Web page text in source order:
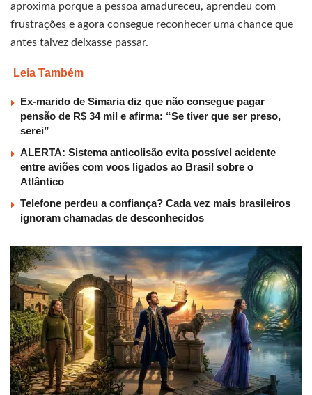
aproxima porque a pessoa amadureceu, aprendeu com
frustrações e agora consegue reconhecer uma chance que
antes talvez deixasse passar.
Leia Também
Ex-marido de Simaria diz que não consegue pagar
pensão de R$ 34 mil e afirma: “Se tiver que ser preso,
serei”
ALERTA: Sistema anticolisão evita possível acidente
entre aviões com voos ligados ao Brasil sobre o
Atlântico
Telefone perdeu a confiança? Cada vez mais brasileiros
ignoram chamadas de desconhecidos